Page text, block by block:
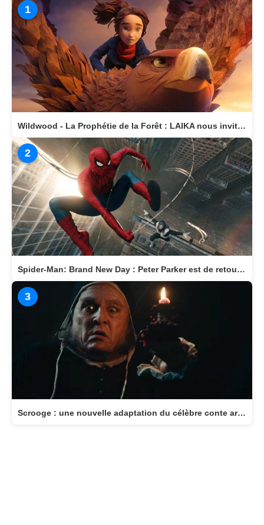
1
Wildwood - La Prophétie de la Forêt : LAIKA nous invite dans un monde magique
2
Spider-Man: Brand New Day : Peter Parker est de retour au cinéma le 29 juillet
3
Scrooge : une nouvelle adaptation du célèbre conte arrive au cinéma le 11 novembre